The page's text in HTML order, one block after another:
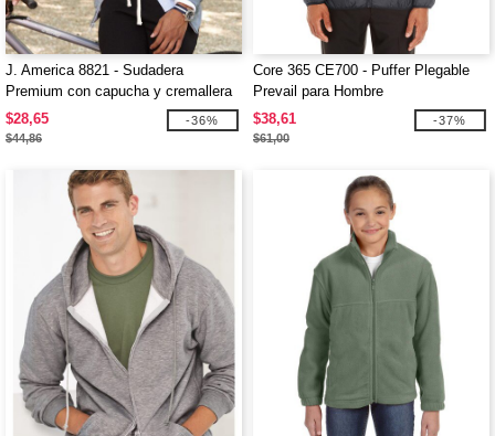
J. America 8821 - Sudadera
Premium con capucha y cremallera
completa
$28,65
$44,86
-36%
Core 365 CE700 - Puffer Plegable
Prevail para Hombre
$38,61
$61,00
-37%